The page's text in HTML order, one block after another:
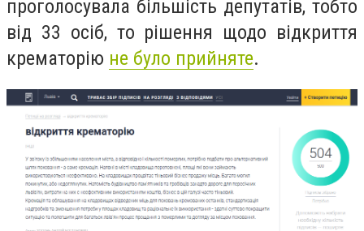
проголосувала більшість депутатів, тобто
від 33 осіб, то рішення щодо відкриття
крематорію не було прийняте.